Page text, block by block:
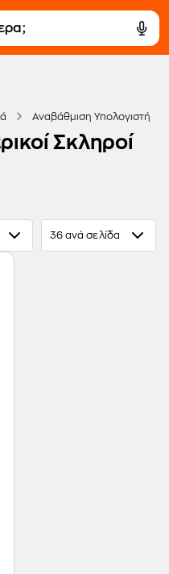
Αναβάθμιση Υπολογιστή
Σκληροί
36 ανά σελίδα